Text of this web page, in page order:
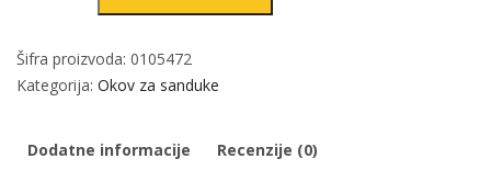
RK1
ZnŽ
količina
Šifra proizvoda: 0105472
Kategorija: Okov za sanduke
Dodatne informacije Recenzije (0)